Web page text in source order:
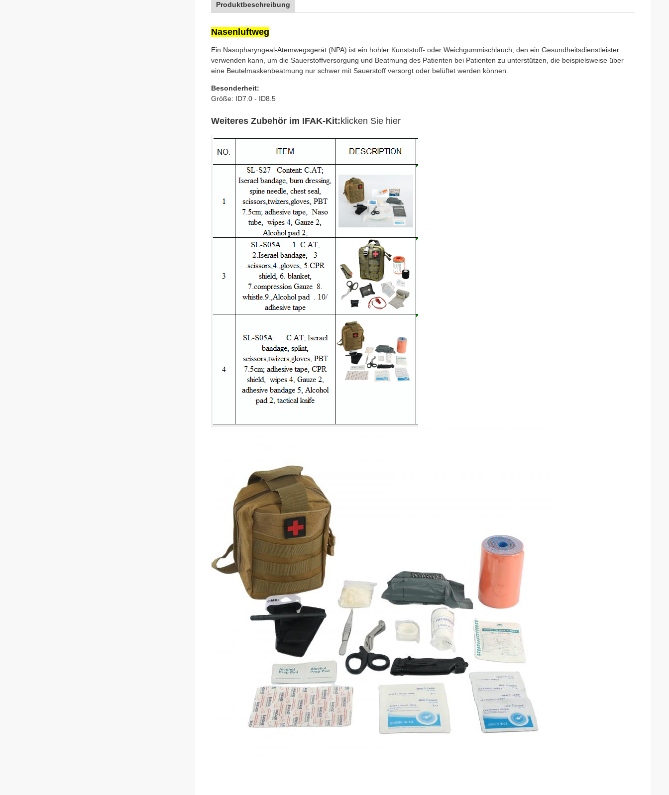
Produktbeschreibung
Nasenluftweg
Ein Nasopharyngeal-Atemwegsgerät (NPA) ist ein hohler Kunststoff- oder Weichgummischlauch, den ein Gesundheitsdienstleister
verwenden kann, um die Sauerstoffversorgung und Beatmung des Patienten bei Patienten zu unterstützen, die beispielsweise über
eine Beutelmaskenbeatmung nur schwer mit Sauerstoff versorgt oder belüftet werden können.
Besonderheit:
Größe: ID7.0 - ID8.5
Weiteres Zubehör im IFAK-Kit:klicken Sie hier